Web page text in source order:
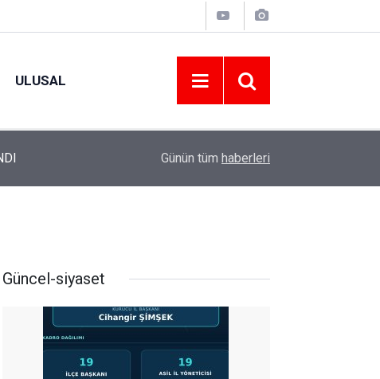
ULUSAL
ORDU ASKF’DEN İŞ DÜNYASINA AMATÖR
Günün tüm haberleri
Güncel-siyaset